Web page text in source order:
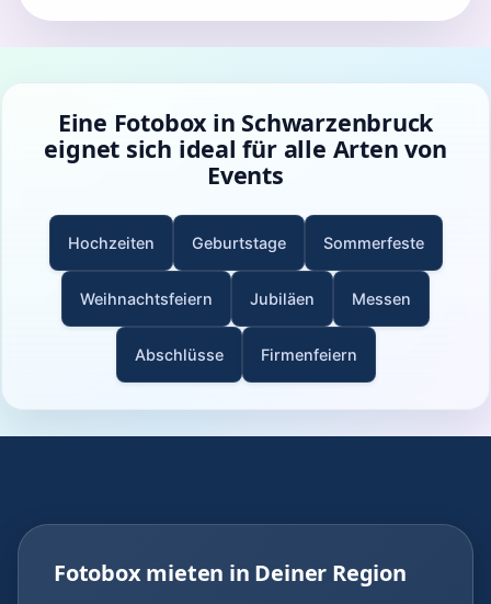
Eine Fotobox in Schwarzenbruck
eignet sich ideal für alle Arten von
Events
Hochzeiten Geburtstage Sommerfeste
Weihnachtsfeiern Jubiläen Messen
Abschlüsse Firmenfeiern
Fotobox mieten in Deiner Region